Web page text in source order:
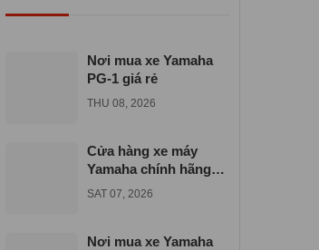
Nơi mua xe Yamaha
PG-1 giá rẻ
THU 08, 2026
Cửa hàng xe máy
Yamaha chính hãng
gần đây
SAT 07, 2026
Nơi mua xe Yamaha